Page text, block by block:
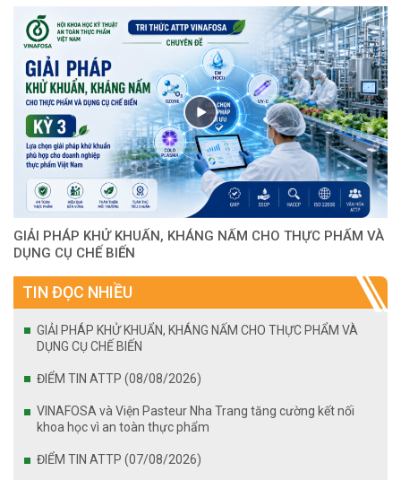
GIẢI PHÁP KHỬ KHUẨN, KHÁNG NẤM CHO THỰC PHẨM VÀ
DỤNG CỤ CHẾ BIẾN
TIN ĐỌC NHIỀU
GIẢI PHÁP KHỬ KHUẨN, KHÁNG NẤM CHO THỰC PHẨM VÀ
DỤNG CỤ CHẾ BIẾN
ĐIỂM TIN ATTP (08/08/2026)
VINAFOSA và Viện Pasteur Nha Trang tăng cường kết nối
khoa học vì an toàn thực phẩm
ĐIỂM TIN ATTP (07/08/2026)